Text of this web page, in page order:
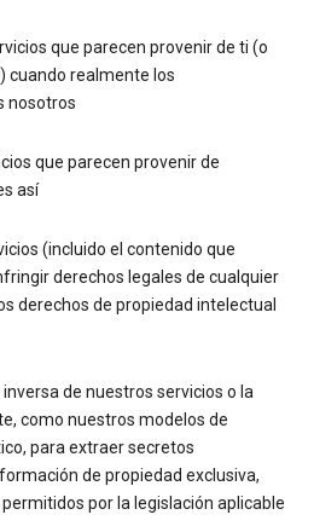
que parecen provenir de ti (o
cuando realmente los
nosotros
que parecen provenir de
así
(incluido el contenido que
derechos legales de cualquier
derechos de propiedad intelectual
de nuestros servicios o la
como nuestros modelos de
para extraer secretos
de propiedad exclusiva,
por la legislación aplicable